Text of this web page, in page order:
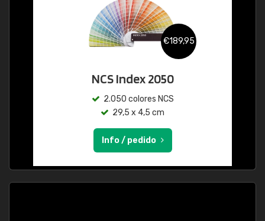
€189,95
NCS Index 2050
2.050 colores NCS
29,5 x 4,5 cm
Info / pedido